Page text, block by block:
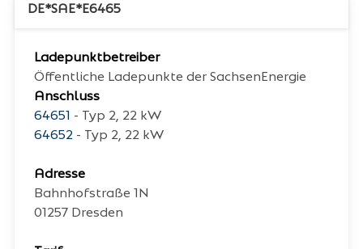
DE*SAE*E6465
Ladepunktbetreiber
Öffentliche Ladepunkte der SachsenEnergie
Anschluss
64651 - Typ 2, 22 kW
64652 - Typ 2, 22 kW
Adresse
Bahnhofstraße 1N
01257 Dresden